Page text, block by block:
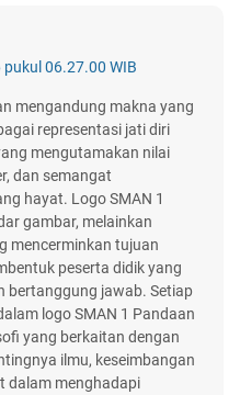
06.27.00 WIB
mengandung makna yang
representasi jati diri
mengutamakan nilai
dan semangat
hayat. Logo SMAN 1
gambar, melainkan
mencerminkan tujuan
peserta didik yang
bertanggung jawab. Setiap
logo SMAN 1 Pandaan
yang berkaitan dengan
ilmu, keseimbangan
dalam menghadapi